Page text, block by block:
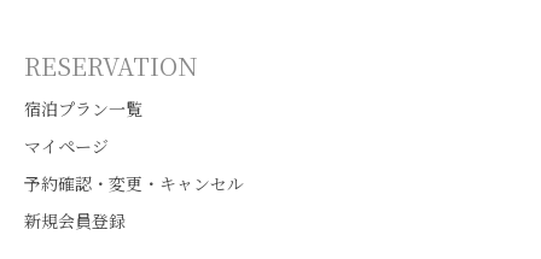
RESERVATION
宿泊プラン一覧
マイページ
予約確認・変更・キャンセル
新規会員登録